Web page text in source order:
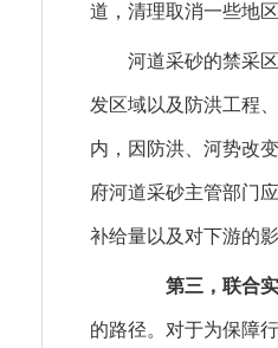
道，清理取消一些地
河道采砂的禁采区
发区域以及防洪工程
内，因防洪、河势改
府河道采砂主管部门
补给量以及对下游的
第三，联合实
的路径。对于为保障